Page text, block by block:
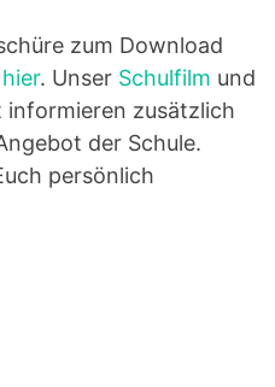
zum Download
hier. Unser Schulfilm und
informieren zusätzlich
der Schule.
persönlich